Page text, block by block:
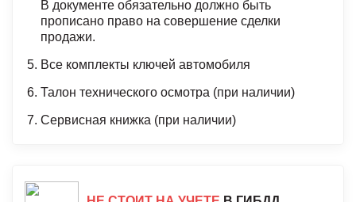
В документе обязательно должно быть
прописано право на совершение сделки
продажи.
Все комплекты ключей автомобиля
Талон технического осмотра (при наличии)
Сервисная книжка (при наличии)